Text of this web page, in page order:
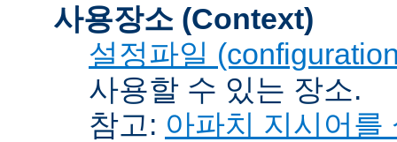
사용장소 (Context)
설정파일
사용할 수 있는 장소.
참고: 아파치 지시어를